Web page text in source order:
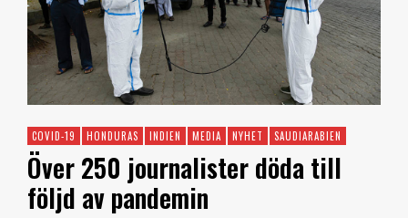
COVID-19 HONDURAS INDIEN MEDIA NYHET SAUDIARABIEN
Över 250 journalister döda till
följd av pandemin